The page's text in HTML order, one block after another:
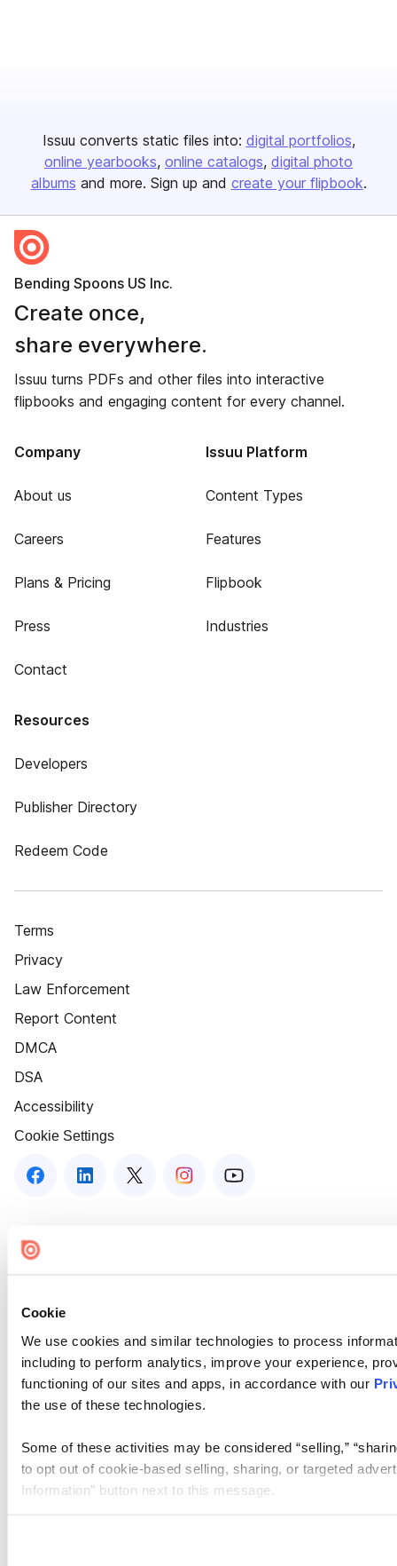
Cookie
We use cookies and similar technologies to process
including to perform analytics, improve your experience,
functioning of our sites and apps, in accordance with our
the use of these technologies.
Some of these activities may be considered “selling,”
to opt out of cookie-based selling, sharing, or targeted
Information” button next to this message.
Issuu converts static files into: digital portfolios
online yearbooks online catalogs digital photo
albums and more. Sign up and create your flipbook.
Bending Spoons US Inc.
Create once,
share everywhere.
Issuu turns PDFs and other files into interactive
flipbooks and engaging content for every channel.
Company
About us
Careers
Plans & Pricing
Press
Contact
Issuu Platform
Content Types
Features
Flipbook
Industries
Resources
Developers
Publisher Directory
Redeem Code
Terms
Privacy
Law Enforcement
Report Content
DMCA
DSA
Accessibility
Cookie Settings